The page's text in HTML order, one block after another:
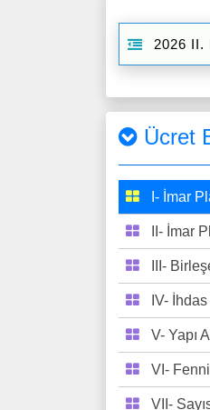
Ücret
I- İmar Plan
II- İmar
III-
IV-
V- Yapı
VI-
VII-